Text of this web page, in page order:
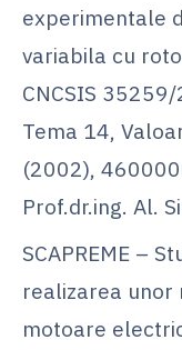
experimentale
variabila cu
CNCSIS
Tema 14,
(2002),
Prof.dr.ing. Al.
SCAPREME –
realizarea
motoare